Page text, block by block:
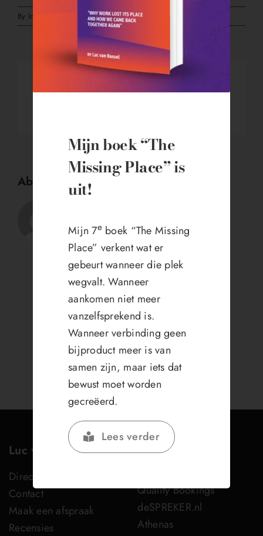
By Ina van Tolij 21 februari 2025 | Reacties uitgeschakeld
Lodewijk
Share This Story, Choose Your Platform!
About the Author:
Luc van Bussel
Direct boeken
Contact
Maak een afspraak
Recensies
MIJ BOEKEN VIA:
Quality Bookings
deSPREKER.nl
Athenas
Mijn boek“The
Missing Place”is
uit!
Mijn 7eboek “The Missing
Place” verkent wat er
gebeurt wanneer die plek
wegvalt. Wanneer
aankomen niet meer
vanzelfsprekend is.
Wanneer verbinding geen
bijproduct meer is van
samen zijn, maar iets dat
bewust moet worden
gecreëerd.
Lees verder